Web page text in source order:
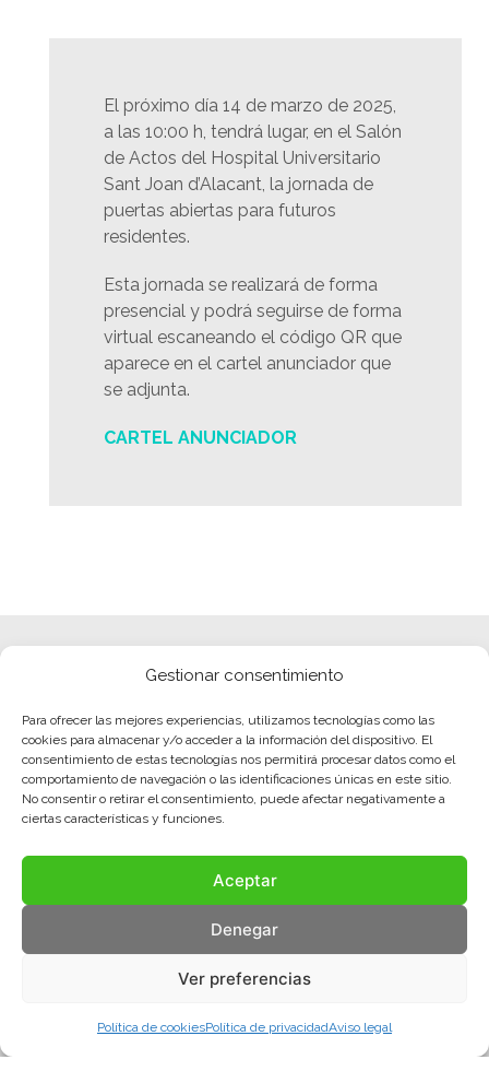
Gestionar consentimiento
Para ofrecer las mejores experiencias, utilizamos tecnologías como las
cookies para almacenar y/o acceder a la información del dispositivo. El
consentimiento de estas tecnologías nos permitirá procesar datos como el
comportamiento de navegación o las identificaciones únicas en este sitio.
No consentir o retirar el consentimiento, puede afectar negativamente a
ciertas características y funciones.
Aceptar
Denegar
Ver preferencias
Política de cookiesPolítica de privacidadAviso legal
El próximo día 14 de marzo de 2025,
a las 10:00 h, tendrá lugar, en el Salón
de Actos del Hospital Universitario
Sant Joan d’Alacant, la jornada de
puertas abiertas para futuros
residentes.
Esta jornada se realizará de forma
presencial y podrá seguirse de forma
virtual escaneando el código QR que
aparece en el cartel anunciador que
se adjunta.
CARTEL ANUNCIADOR